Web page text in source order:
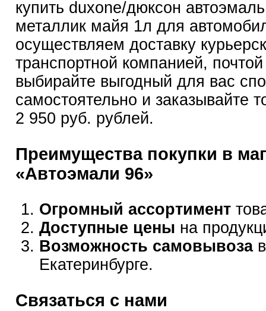
купить duxone/дюксон
металлик майя 1л для
осуществляем доставку
транспортной компанией,
выбирайте выгодный для вас
самостоятельно и заказывайте
2 950 руб. рублей.
Преимущества покупки в
«Автоэмали 96»
Огромный ассортимент
Доступные цены на
Возможность самовывозав
Екатеринбурге.
Связаться с нами